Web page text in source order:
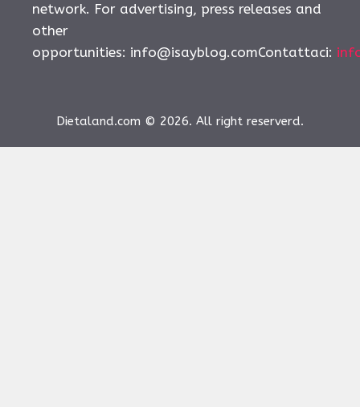
network. For advertising, press releases and
other
opportunities: info@isayblog.comContattaci:
Dietaland.com © 2026. All right reserverd.